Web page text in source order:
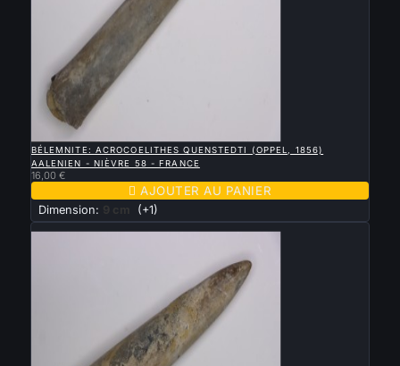
BÉLEMNITE: ACROCOELITHES QUENSTEDTI (OPPEL, 1856)
AALENIEN - NIÈVRE 58 - FRANCE
16,00 €
 AJOUTER AU PANIER
Dimension: 9 cm (+1)